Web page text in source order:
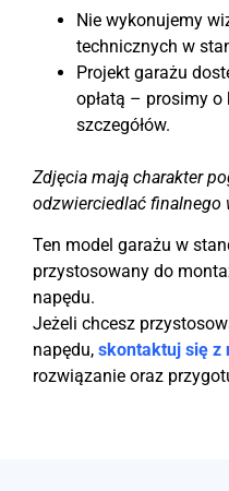
Nie wykonujemy
technicznych w
Projekt garażu
opłatą – prosimy
szczegółów.
Zdjęcia mają charakter
odzwierciedlać finalnego
Ten model garażu w
przystosowany do
napędu.
Jeżeli chcesz
napędu, skontaktuj się z
rozwiązanie oraz